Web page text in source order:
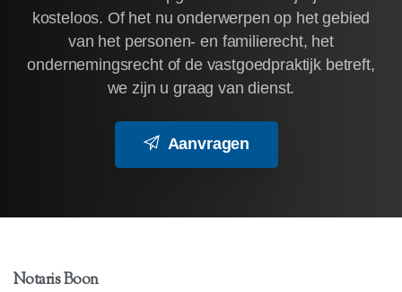
kosteloos. Of het nu onderwerpen op het gebied
van het personen- en familierecht, het
ondernemingsrecht of de vastgoedpraktijk betreft,
we zijn u graag van dienst.
Aanvragen
NotarisBoon